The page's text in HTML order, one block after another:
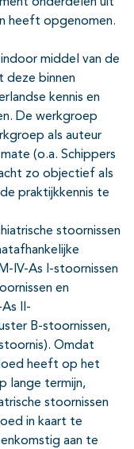
heeft opgenomen.
middel van de
deze binnen
kennis en
De werkgroep
als auteur
(o.a. Schippers
zo objectief als
praktijk­kennis te
stoornissen
IV-As I-stoornissen
en
II-
B-stoornissen,
Omdat
heeft op het
lange termijn,
stoornissen
in kaart te
aan te